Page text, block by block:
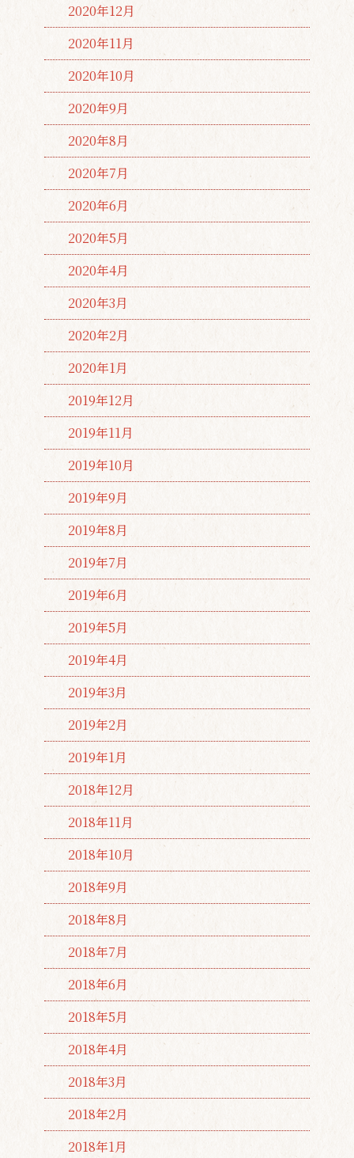
2020年12月
2020年11月
2020年10月
2020年9月
2020年8月
2020年7月
2020年6月
2020年5月
2020年4月
2020年3月
2020年2月
2020年1月
2019年12月
2019年11月
2019年10月
2019年9月
2019年8月
2019年7月
2019年6月
2019年5月
2019年4月
2019年3月
2019年2月
2019年1月
2018年12月
2018年11月
2018年10月
2018年9月
2018年8月
2018年7月
2018年6月
2018年5月
2018年4月
2018年3月
2018年2月
2018年1月